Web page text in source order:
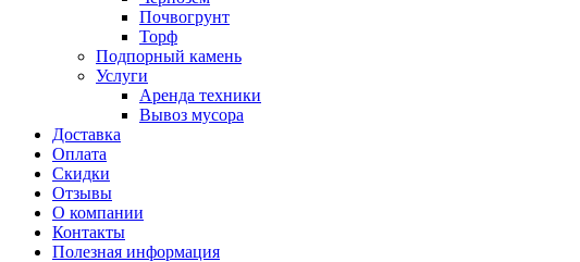
Почвогрунт
Торф
Подпорный камень
Услуги
Аренда техники
Вывоз мусора
Доставка
Оплата
Скидки
Отзывы
О компании
Контакты
Полезная информация